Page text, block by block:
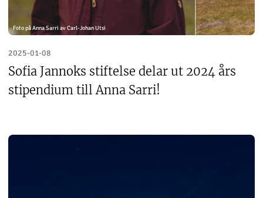
Foto på Anna Sarri av Carl-Johan Utsi
2025-01-08
Sofia Jannoks stiftelse delar ut 2024 års
stipendium till Anna Sarri!